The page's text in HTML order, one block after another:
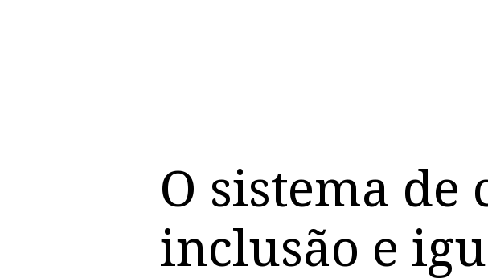
O sistema de
inclusão e